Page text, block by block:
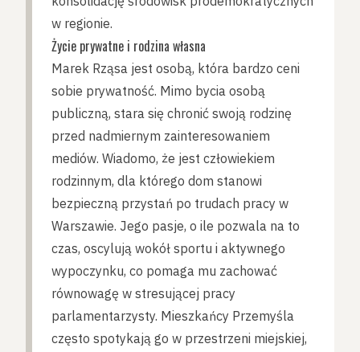
w regionie.
Życie prywatne i rodzina własna
Marek Rząsa jest osobą, która bardzo ceni
sobie prywatność. Mimo bycia osobą
publiczną, stara się chronić swoją rodzinę
przed nadmiernym zainteresowaniem
mediów. Wiadomo, że jest człowiekiem
rodzinnym, dla którego dom stanowi
bezpieczną przystań po trudach pracy w
Warszawie. Jego pasje, o ile pozwala na to
czas, oscylują wokół sportu i aktywnego
wypoczynku, co pomaga mu zachować
równowagę w stresującej pracy
parlamentarzysty. Mieszkańcy Przemyśla
często spotykają go w przestrzeni miejskiej,